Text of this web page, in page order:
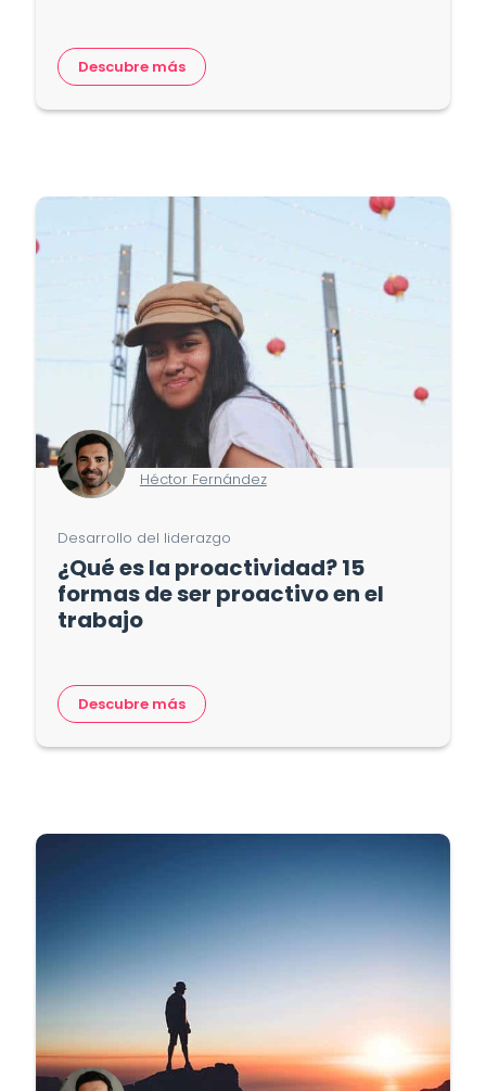
Descubre más
Héctor Fernández
Desarrollo del liderazgo
¿Qué es la proactividad? 15
formas de ser proactivo en el
trabajo
Descubre más